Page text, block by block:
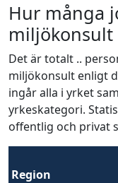
Hur många
miljökonsult
Det är totalt ..
miljökonsult enligt
ingår alla i yrket
yrkeskategori.
offentlig och privat
Region